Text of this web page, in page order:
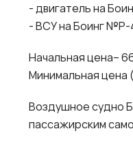
- двигатель на
- ВСУ на Боинг №Р-
Начальная цена–
Минимальная цена
Воздушное судно
пассажирским